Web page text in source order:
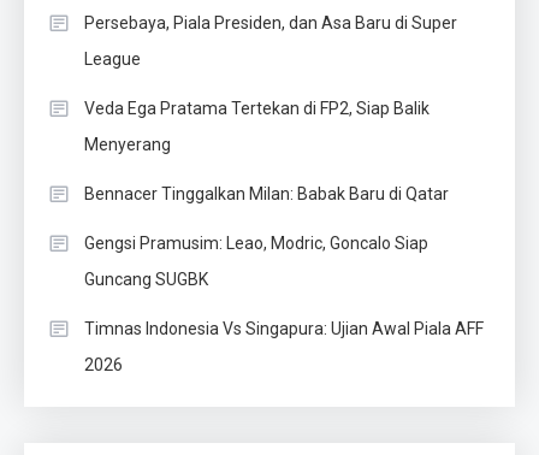
Persebaya, Piala Presiden, dan Asa Baru di Super
League
Veda Ega Pratama Tertekan di FP2, Siap Balik
Menyerang
Bennacer Tinggalkan Milan: Babak Baru di Qatar
Gengsi Pramusim: Leao, Modric, Goncalo Siap
Guncang SUGBK
Timnas Indonesia Vs Singapura: Ujian Awal Piala AFF
2026